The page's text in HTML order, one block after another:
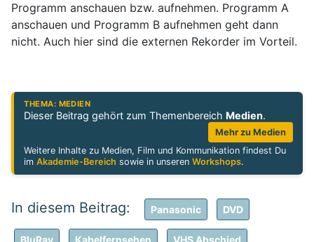
Programm anschauen bzw. aufnehmen. Programm A
anschauen und Programm B aufnehmen geht dann
nicht. Auch hier sind die externen Rekorder im Vorteil.
THEMA: MEDIEN
Dieser Beitrag gehört zum Themenbereich Medien.
Mehr zu Medien
Weitere Inhalte zu Medien, Film und Kommunikation findest Du
imAkademie-Bereich sowie in unserenWorkshops.
Panasonic DVD